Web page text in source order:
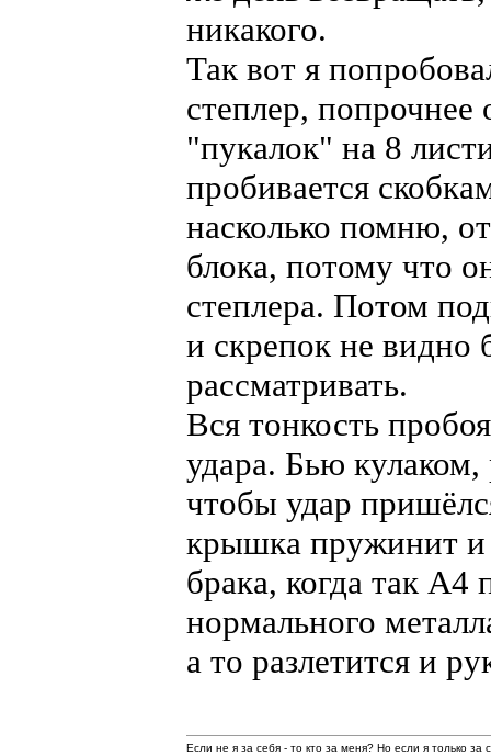
никакого.
Так вот я
степлер,
"пукалок" на 8
пробивается
насколько помню,
блока, потому что
степлера. Потом
и скрепок не видно
рассматривать.
Вся тонкость
удара. Бью
чтобы удар
крышка пружинит и
брака, когда так
нормального
а то разлетится и
Если не я за себя - то кто за меня? Но если я только